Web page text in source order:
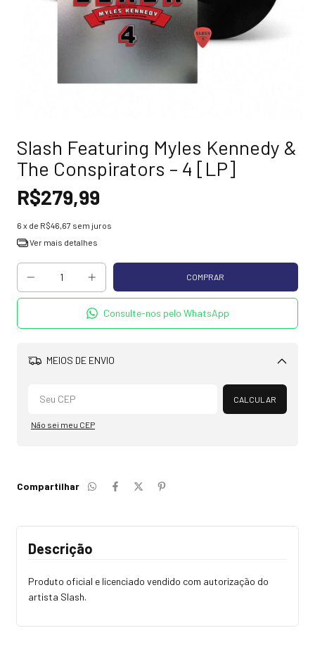
Slash Featuring Myles Kennedy &
The Conspirators – 4 [LP]
R$279,99
6 x de R$46,67 sem juros
Ver mais detalhes
Consulte-nos pelo WhatsApp
MEIOS DE ENVIO
Alterar CEP
CALCULAR
Não sei meu CEP
Compartilhar
Descrição
Produto oficial e licenciado vendido com autorização do
artista Slash.